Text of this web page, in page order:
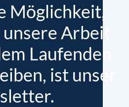
Möglichkeit,
Arbeit
Laufenden
ist unser